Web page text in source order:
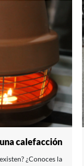
calefacción
¿Conoces la